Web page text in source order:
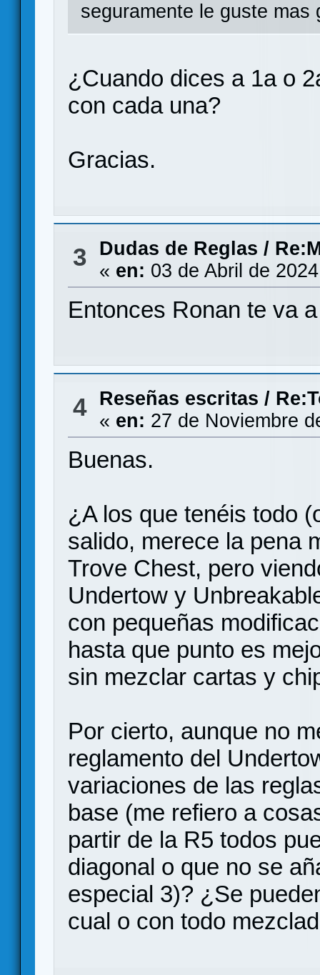
seguramente le guste mas
¿Cuando dices a 1a o
con cada una?
Gracias.
3 Dudas de Reglas /
« en: 03 de Abril de
Entonces Ronan te va
4 Reseñas escritas /
« en: 27 de Noviembre
Buenas.
¿A los que tenéis todo
salido, merece la pena
Trove Chest, pero
Undertow y
con pequeñas
hasta que punto es
sin mezclar cartas y
Por cierto, aunque no
reglamento del
variaciones de las
base (me refiero a
partir de la R5 todos
diagonal o que no se
especial 3)? ¿Se
cual o con todo